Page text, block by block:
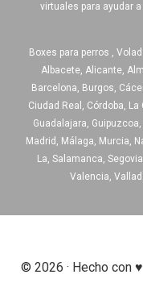
virtuales para ayudar
Boxes para perros ,
Albacete, Alicante,
Barcelona, Burgos,
Ciudad Real, Córdoba,
Guadalajara,
Madrid, Málaga, Murcia,
La, Salamanca,
Valencia,
© 2026 · Hecho con